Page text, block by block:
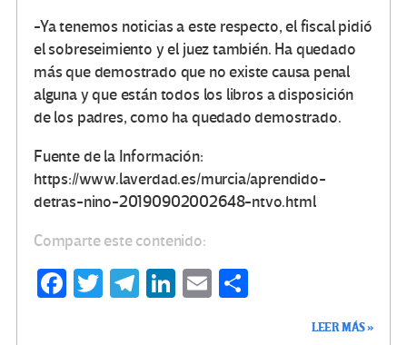
-Ya tenemos noticias a este respecto, el fiscal pidió
el sobreseimiento y el juez también. Ha quedado
más que demostrado que no existe causa penal
alguna y que están todos los libros a disposición
de los padres, como ha quedado demostrado.
Fuente de la Información:
https://www.laverdad.es/murcia/aprendido-
detras-nino-20190902002648-ntvo.html
Comparte este contenido:
Fa T
Te
Li
E
LEER MÁS »